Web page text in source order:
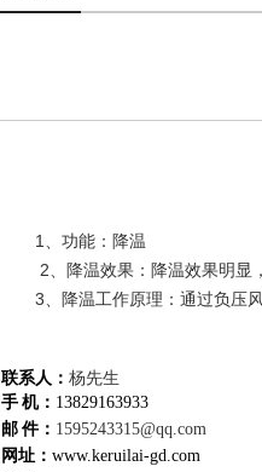
1、功能：降温
2、降温效果：降温效果明显，
3、降温工作原理：通过负压风
联系人： 杨先生
手 机： 13829163933
邮 件： 1595243315@qq.com
网址： www.keruilai-gd.com